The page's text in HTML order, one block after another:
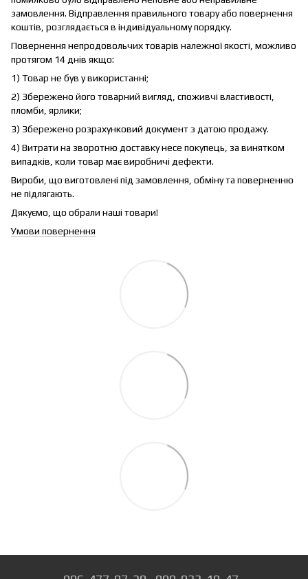
замовлення. Відправлення правильного товару або повернення
коштів, розглядається в індивідуальному порядку.
Повернення непродовольчих товарів належної якості, можливо
протягом 14 днів якщо:
1) Товар не був у використанні;
2) Збережено його товарний вигляд, споживчі властивості,
пломби, ярлики;
3) Збережено розрахунковий документ з датою продажу.
4) Витрати на зворотню доставку несе покупець, за винятком
випадків, коли товар має виробничі дефекти.
Вироби, що виготовлені під замовлення, обміну та поверненню
не підлягають.
Дякуємо, що обрали наші товари!
Умови повернення